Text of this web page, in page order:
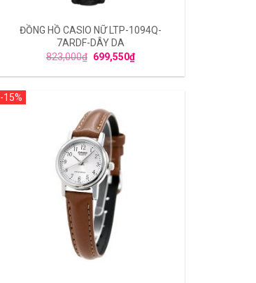
ĐỒNG HỒ CASIO NỮ LTP-1094Q-
7ARDF-DÂY DA
823,000₫ 699,550₫
-15%